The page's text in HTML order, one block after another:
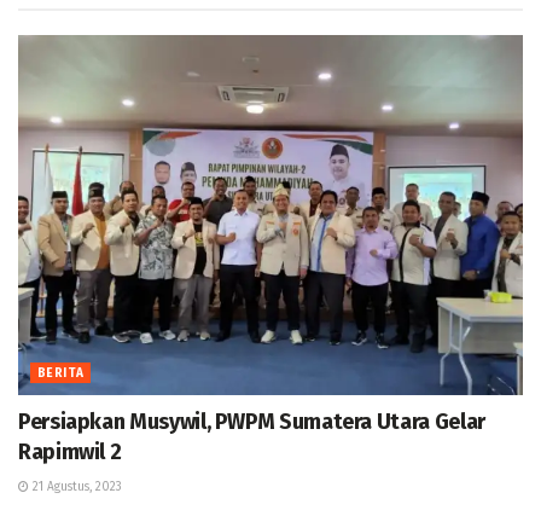
BERITA
Persiapkan Musywil, PWPM Sumatera Utara Gelar
Rapimwil 2
21 Agustus, 2023